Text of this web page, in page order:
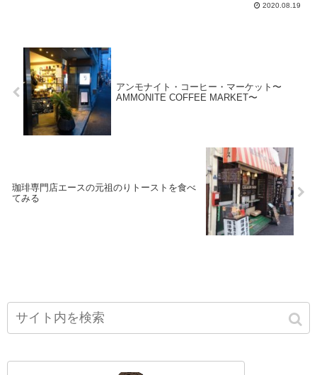
2020.08.19
アンモナイト・コーヒー・マーケット〜
AMMONITE COFFEE MARKET〜
珈琲専門店エースの元祖のりトーストを食べ
てみる